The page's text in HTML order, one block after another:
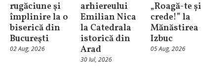
rugăciune şi
împlinire la o
biserică din
Bucureşti
02 Aug, 2026
arhiereului
Emilian Nica
la Catedrala
istorică din
Arad
30 Iul, 2026
„Roagă-te și
crede!” la
Mănăstirea
Izbuc
05 Aug, 2026